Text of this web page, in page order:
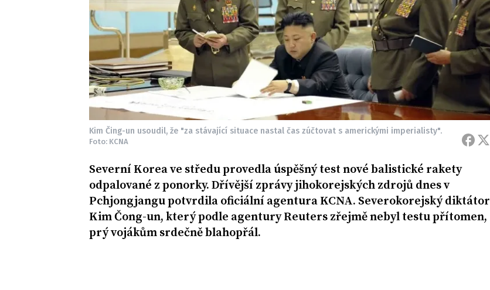
Kim Čing-un usoudil, že "za stávající situace nastal čas zúčtovat s americkými imperialisty".
Foto: KCNA
Severní Korea ve středu provedla úspěšný test nové balistické rakety
odpalované z ponorky. Dřívější zprávy jihokorejských zdrojů dnes v
Pchjongjangu potvrdila oficiální agentura KCNA. Severokorejský diktátor
Kim Čong-un, který podle agentury Reuters zřejmě nebyl testu přítomen,
prý vojákům srdečně blahopřál.